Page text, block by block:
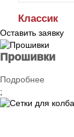
Классик
Оставить заявку
Прошивки
Подробнее
;